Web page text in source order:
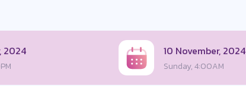
2024 10 November, 2024
Sunday, 4:00AM